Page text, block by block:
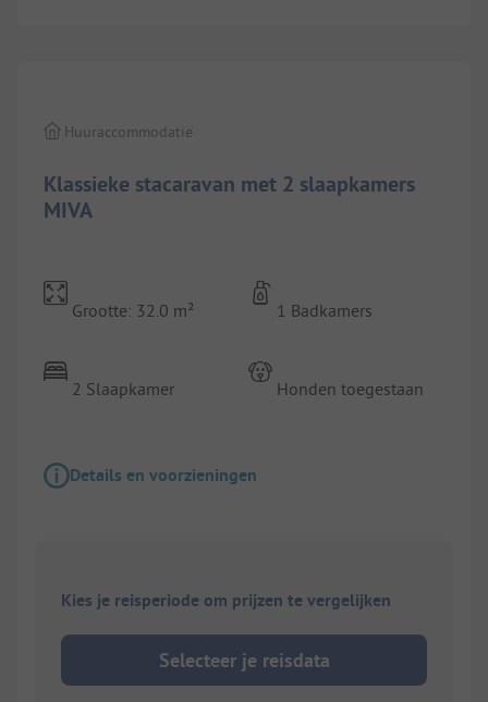
Klassieke stacaravan met 2 slaapkamers
MIVA
Huuraccommodatie
Grootte: 32.0 m²
2 Slaapkamer
1 Badkamers
Honden toegestaan
Details en voorzieningen
Kies je reisperiode om prijzen te vergelijken
Selecteer je reisdata